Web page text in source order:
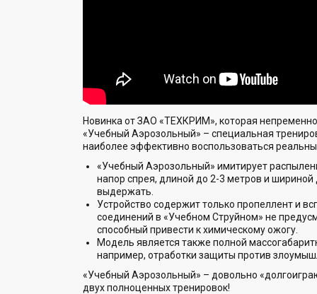
Новинка от ЗАО «ТЕХКРИМ», которая
«Учебный Аэрозольный» – специальная
наиболее эффективно воспользоваться
«Учебный Аэрозольный» имитирует
напор спрея, длиной до 2-3 метров и
выдержать.
Устройство содержит только пропеллент и
соединений в «Учебном Струйном» не
способный привести к химическому ожогу.
Модель является также полной
например, отработки защиты против
«Учебный Аэрозольный» – довольно
двух полноценных тренировок!